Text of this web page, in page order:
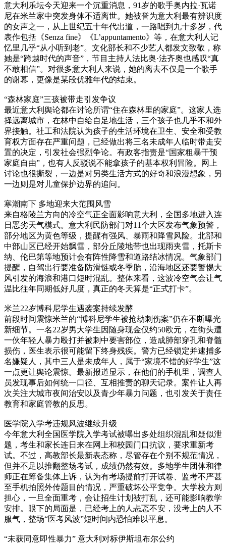
意大利乐坛今天迎来一个沉重消息，91岁的歌手奥内拉·瓦诺
尼在米兰家中突发身体不适离世。她被誉为意大利最有辨识度
的女声之一，从上世纪五十年代出道，一路唱到九十多岁，代
表作包括《Senza fine》《L’appuntamento》等，在意大利人记
忆里几乎“从小听到老”。文化部长和不少艺人都发文致敬，称
她是“跨越时代的声音”，节目主持人法比奥·法齐奥也感叹“真
不敢相信”。对很多意大利人来说，她的离去不仅是一个歌手
的谢幕，更像是某段优雅年代的结束。
“森林家庭”三孩被带走引发争议
最近意大利舆论都在讨论所谓“住在森林里的家庭”。这家人选
择远离城市，在林中自给自足地生活，三个孩子也几乎不和外
界接触。社工和法院认为孩子的生活环境在卫生、安全和受教
育权方面存在严重问题，已经做出将三名未成年人临时带走安
置的决定，引发社会强烈争论。有政客指责是“国家粗暴干预
家庭自由”，也有人反驳说不能拿孩子的基本权利冒险。网上
讨论也很撕裂，一边是对另类生活方式的好奇和浪漫想象，另
一边则是对儿童保护边界的追问。
寒潮南下 多地迎来大范围风雪
来自格陵兰方向的冷空气正全面影响意大利，全国多地进入连
日恶劣天气模式。意大利民防部门对11个大区发布气象预警，
部分地区为黄色等级，提醒有强风、暴雨和降雪风险。北部和
中部山区已经开始飘雪，部分丘陵地带也出现雨夹雪，托斯卡
纳、伦巴第等地预计会有阵性降雪和道路结冰情况。气象部门
提醒，自驾出行要准备防滑链或冬季胎，沿海地区还要警惕大
风引发的海浪和港口短时混乱。整体来看，这波冷空气会让气
温比往年同期低好几度，真正的冬天算是“正式打卡”。
米兰22岁博科尼学生遇袭案持续发酵
前段时间震惊米兰的“博科尼学生被抢劫刺伤案”仍在不断曝光
新细节。一名22岁男大学生因随身现金仅约50欧元，在街头遭
一伙年轻人暴力殴打并被刺中要害部位，造成肺部穿孔和脊髓
损伤，医生表示很可能留下终身残疾。警方已经锁定并逮捕多
名嫌疑人，其中三人是未成年人，属于“家境不错的好学生”这
一点更让舆论震惊。最新报道显示，在他们的手机里，调查人
员发现事后如何统一口径、互相推责的聊天记录。案件让人再
次关注大城市夜间治安以及青少年暴力问题，也引发关于责任
教育和家庭管教的反思。
医学院入学考违规风波继续升级
今年意大利全国医学院入学考试被曝出多处组织混乱和疑似泄
题，考生和家长连日来在网上和校园门口抗议，要求重新考
试。不过，高教部长最新表态称，尽管存在个别不规范情况，
但并不足以推翻整场考试，成绩仍然有效。多地学生团体和律
师正在筹备集体上诉，认为有考场提前打开试卷、监考不严甚
至手机拍照外传题目的情况，严重破坏公平竞争。大学校方则
担心，一旦全面重考，会让招生计划被打乱，还可能影响教学
安排。眼下的局面是，已经考上的人忐忑不安，没考上的人不
服气，整场“医考风波”短时间内恐怕难以平息。
“未获同意即性暴力” 意大利对标伊斯坦布尔公约